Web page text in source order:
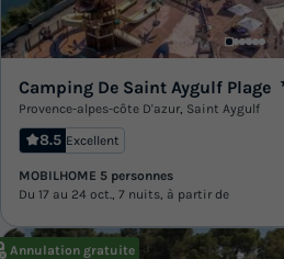
Camping De Saint Aygulf Plage
Provence-alpes-côte D'azur, Saint Aygulf
8.5 Excellent
MOBILHOME 5 personnes
Du 17 au 24 oct., 7 nuits, à partir de
Annulation gratuite